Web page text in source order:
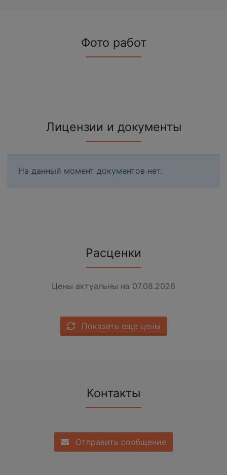
Фото работ
Лицензии и документы
На данный момент документов нет.
Расценки
Цены актуальны на 07.08.2026
Показать еще цены
Контакты
Отправить сообщение